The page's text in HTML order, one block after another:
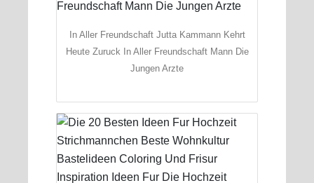
In Aller Freundschaft Jutta Kammann Kehrt
Heute Zuruck In Aller Freundschaft Mann Die
Jungen Arzte